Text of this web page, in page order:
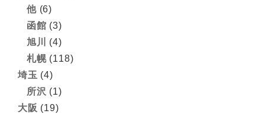
他(6)
函館 (3)
旭川
(4)
札幌(118)
埼玉 (4)
所沢 (1)
大阪 (19)